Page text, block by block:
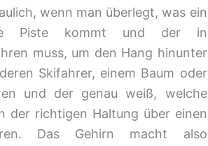
wenn man überlegt, was ein
Piste kommt und der in
muss, um den Hang hinunter
Skifahrer, einem Baum oder
und der genau weiß, welche
der richtigen Haltung über einen
Das Gehirn macht also